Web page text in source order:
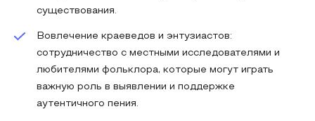
существования.
Вовлечение краеведов и энтузиастов:
сотрудничество с местными исследователями и
любителями фольклора, которые могут играть
важную роль в выявлении и поддержке
аутентичного пения.